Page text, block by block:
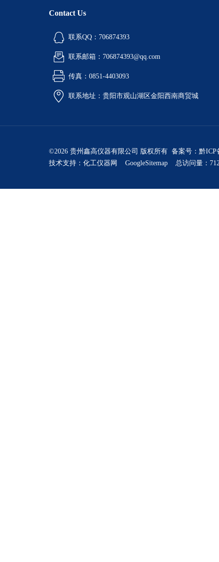
Contact Us
联系QQ：706874393
联系邮箱：706874393@qq.com
传真：0851-4403093
联系地址：贵阳市观山湖区金阳西南商贸城
©2026 贵州鑫高仪器有限公司 版权所有 备案号： 黔ICP
技术支持： 化工仪器网 GoogleSitemap 总访问量：